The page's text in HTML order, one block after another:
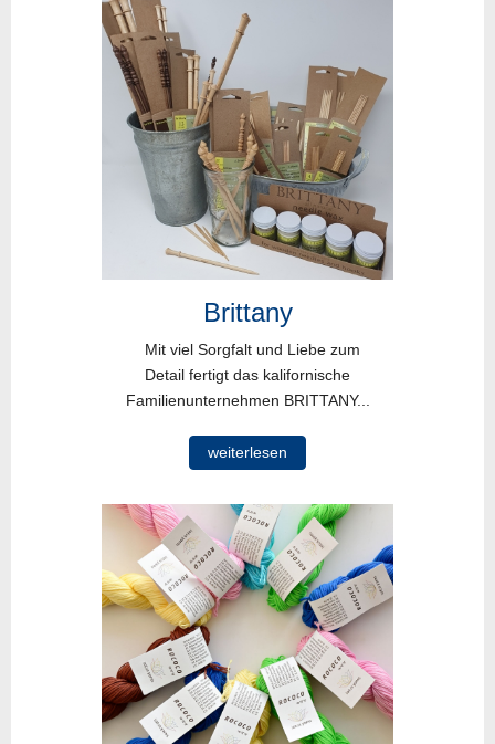
Brittany
Mit viel Sorgfalt und Liebe zum
Detail fertigt das kalifornische
Familienunternehmen BRITTANY...
weiterlesen